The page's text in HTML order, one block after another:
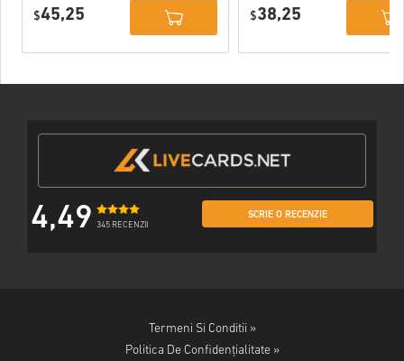
PC (STEAM)
$45,25
$38,25
4,49 345 RECENZII
SCRIE O RECENZIE
Termeni Si Conditii »
Politica De Confidențialitate »